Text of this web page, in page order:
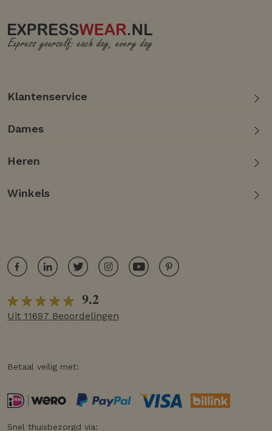
Klantenservice
Dames
Heren
Winkels
9.2
Uit 11697 Beoordelingen
Betaal veilig met:
Snel thuisbezorgd via: